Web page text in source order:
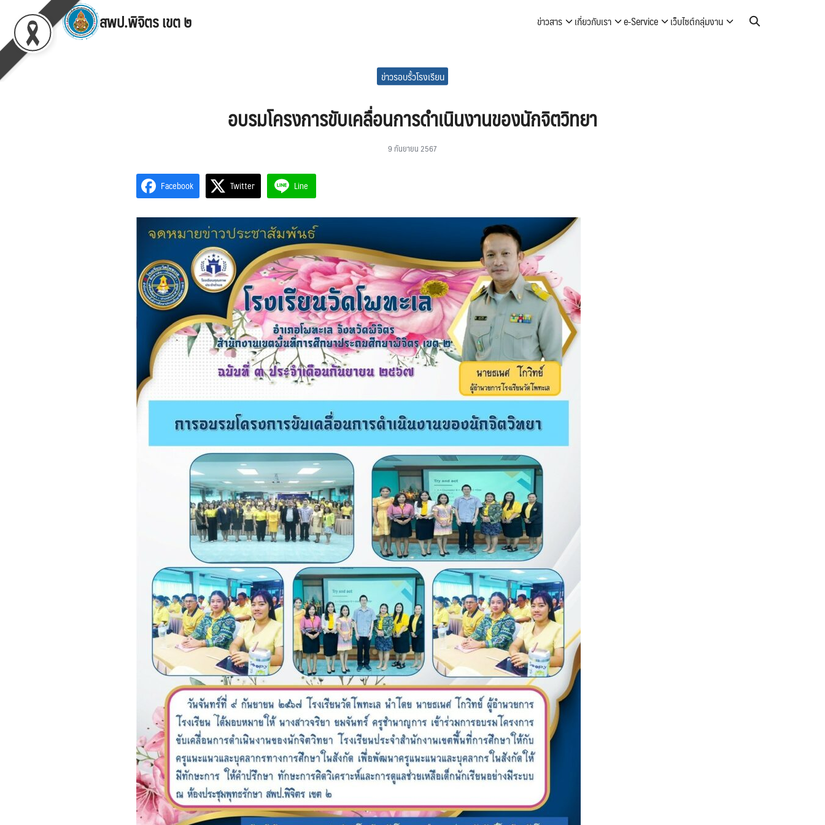
content
สพป.พิจิตร เขต ๒ ข่าวสาร เกี่ยวกับเรา e-Service
เว็บไซต์กลุ่มงาน
ข่าวรอบรั้วโรงเรียน
อบรมโครงการขับเคลื่อนการดำเนินงานของนักจิตวิทยา
9 กันยายน 2567
Facebook Twitter Line